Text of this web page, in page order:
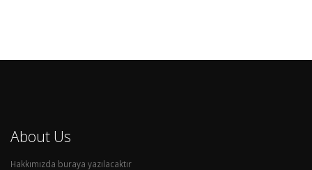
About Us
Hakkımızda buraya yazılacaktır